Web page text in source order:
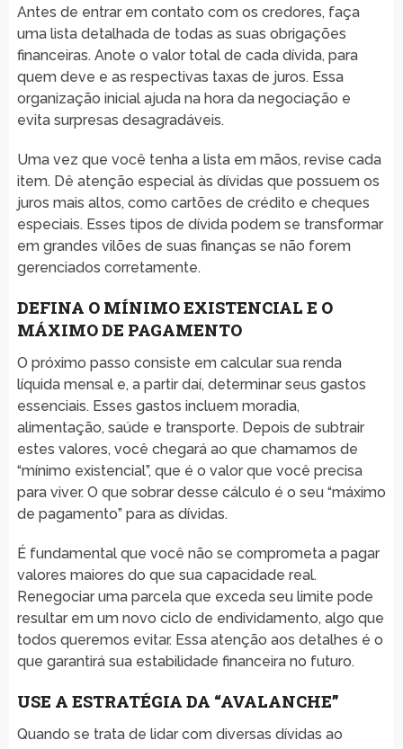
Antes de entrar em contato com os credores, faça
uma lista detalhada de todas as suas obrigações
financeiras. Anote o valor total de cada dívida, para
quem deve e as respectivas taxas de juros. Essa
organização inicial ajuda na hora da negociação e
evita surpresas desagradáveis.
Uma vez que você tenha a lista em mãos, revise cada
item. Dê atenção especial às dívidas que possuem os
juros mais altos, como cartões de crédito e cheques
especiais. Esses tipos de dívida podem se transformar
em grandes vilões de suas finanças se não forem
gerenciados corretamente.
DEFINA O MÍNIMO EXISTENCIAL E O
MÁXIMO DE PAGAMENTO
O próximo passo consiste em calcular sua renda
líquida mensal e, a partir daí, determinar seus gastos
essenciais. Esses gastos incluem moradia,
alimentação, saúde e transporte. Depois de subtrair
estes valores, você chegará ao que chamamos de
“mínimo existencial”, que é o valor que você precisa
para viver. O que sobrar desse cálculo é o seu “máximo
de pagamento” para as dívidas.
É fundamental que você não se comprometa a pagar
valores maiores do que sua capacidade real.
Renegociar uma parcela que exceda seu limite pode
resultar em um novo ciclo de endividamento, algo que
todos queremos evitar. Essa atenção aos detalhes é o
que garantirá sua estabilidade financeira no futuro.
USE A ESTRATÉGIA DA “AVALANCHE”
Quando se trata de lidar com diversas dívidas ao